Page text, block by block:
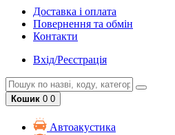
Доставка і оплата
Повернення та обмін
Контакти
Вхід/Реєстрація
Кошик 0 0
Автоакустика